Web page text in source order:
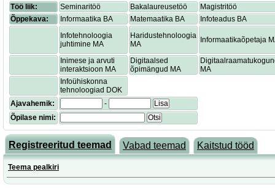
Töö liik:
Seminaritöö Bakalaureusetöö
Magistritöö
Õppekava:
Informaatika BA Matemaatika BA
Infoteadus BA
Infotehnoloogia
juhtimine MA
Haridustehnoloogia
MA
Informaatikaõpetaja
Inimese ja arvuti
interaktsioon MA
Digitaalsed
õpimängud MA
MA
Infoühiskonna
tehnoloogiad DOK
Ajavahemik:
-
Lisa
Õpilase nimi:
Otsi
Registreeritud teemad Vabad teemad Kaitstud tööd
Teema pealkiri